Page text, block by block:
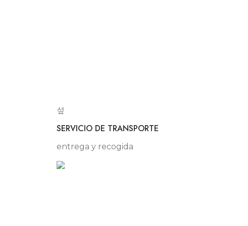
SERVICIO DE TRANSPORTE
entrega y recogida